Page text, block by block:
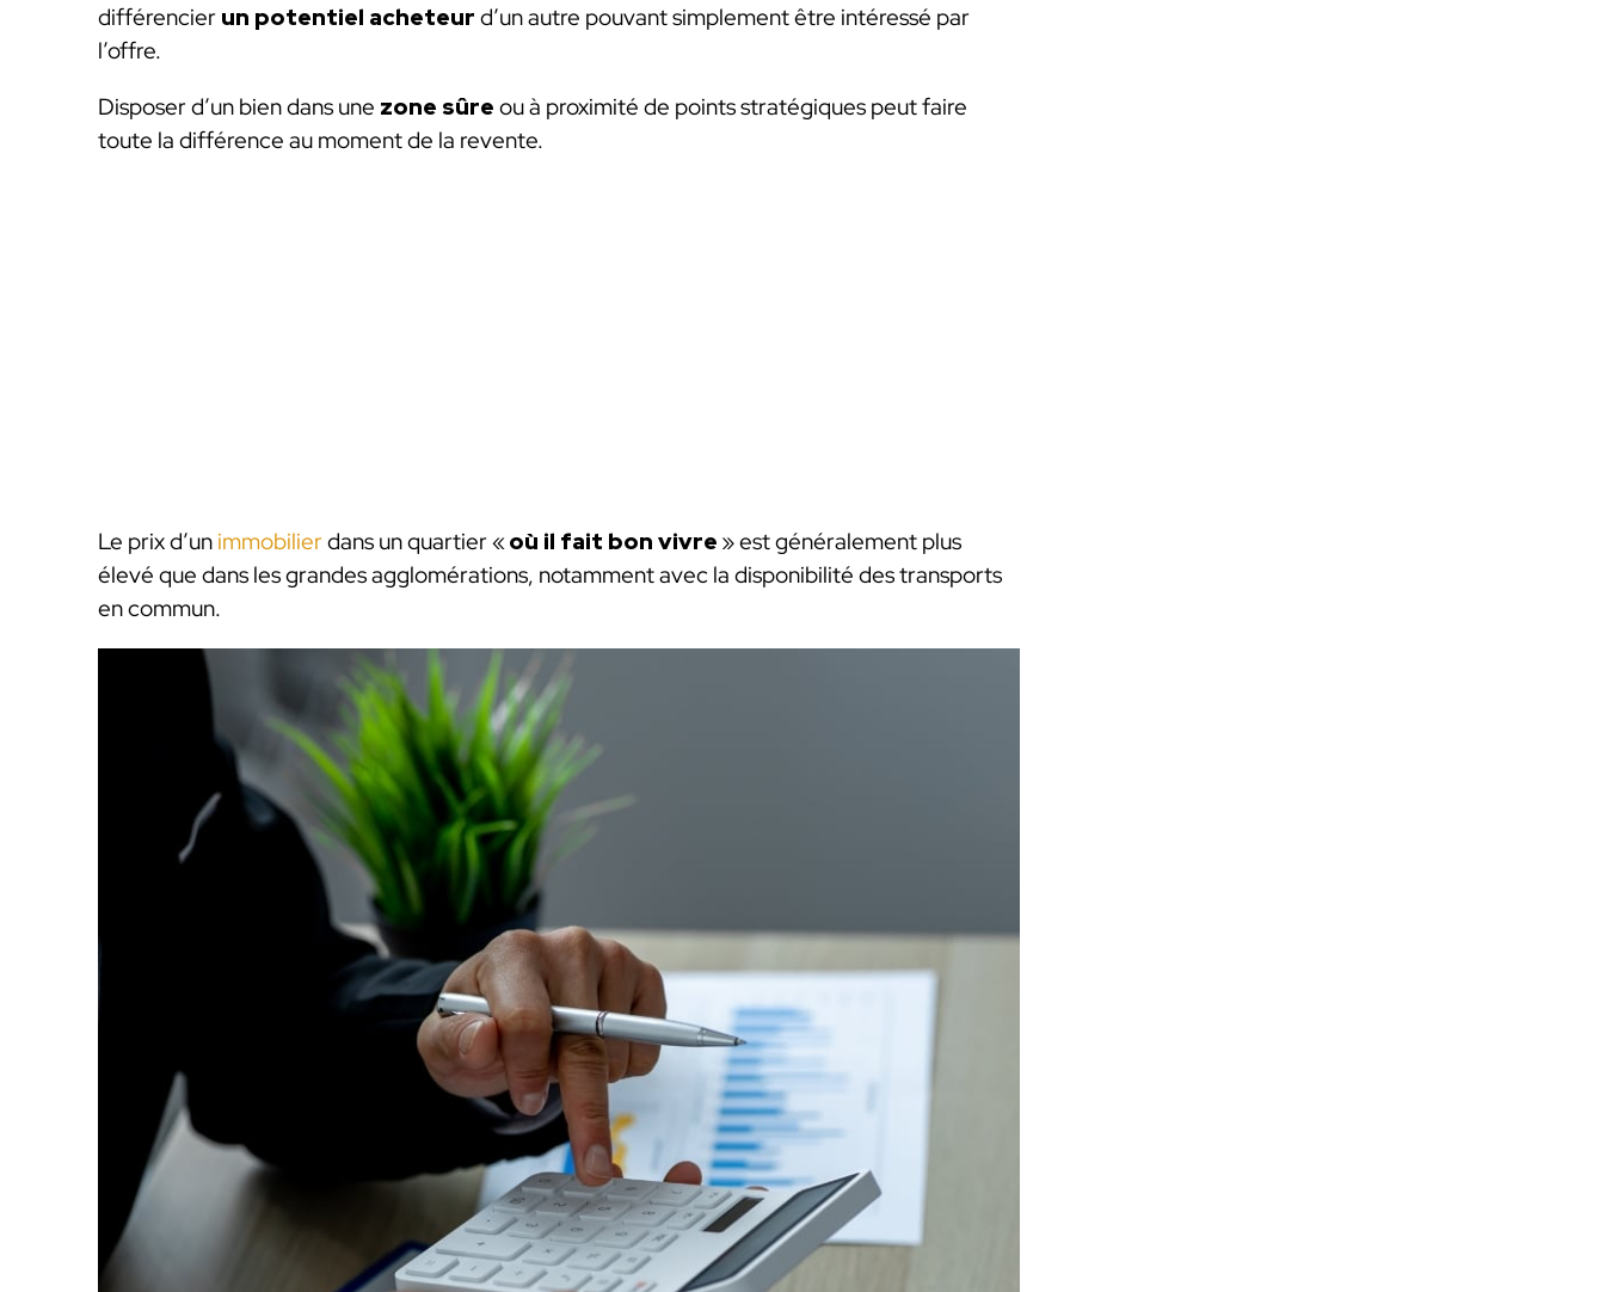
différencier un potentiel acheteur d’un autre pouvant simplement être intéressé par
l’offre.
Disposer d’un bien dans une zone sûre ou à proximité de points stratégiques peut faire
toute la différence au moment de la revente.
Le prix d’un immobilierdans un quartier «où il fait bon vivre » est généralement plus
élevé que dans les grandes agglomérations, notamment avec la disponibilité des transports
en commun.